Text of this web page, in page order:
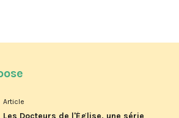
Article
Les Docteurs de l'Église, une série